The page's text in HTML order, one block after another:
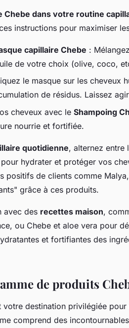
Chebe dans votre routine
instructions pour maximiser
capillaire Chebe :
de votre choix (olive, coco,
le masque sur les cheveux
de résidus. Laissez
cheveux avec le Shampoing
nourrie et fortifiée.
quotidienne, alternez entre
pour hydrater et protéger vos
positifs de clients comme
grâce à ces produits.
avec des recettes maison,
ou Chebe et aloe vera pour
et fortifiantes des
de produits
votre destination privilégiée pour
comprend des